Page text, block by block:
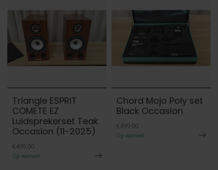
Triangle ESPRIT
COMETE EZ
Luidsprekerset Teak
Occasion (11-2025)
€499,00
Op voorraad
Chord Mojo Poly set
Black Occasion
€499,00
Op voorraad